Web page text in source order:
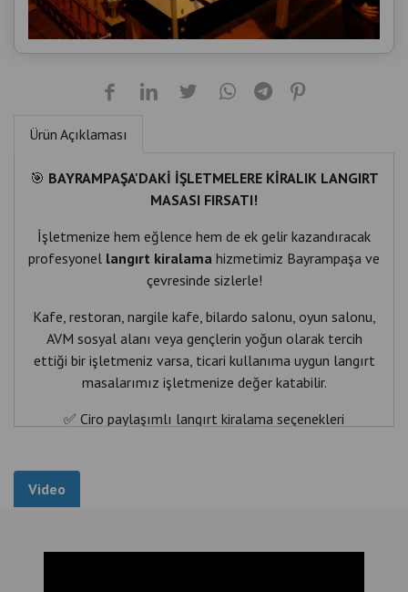
Ürün Açıklaması
🎯 BAYRAMPAŞA'DAKİ İŞLETMELERE KİRALIK LANGIRT
MASASI FIRSATI!
İşletmenize hem eğlence hem de ek gelir kazandıracak
profesyonel langırt kiralama hizmetimiz Bayrampaşa ve
çevresinde sizlerle!
Kafe, restoran, nargile kafe, bilardo salonu, oyun salonu,
AVM sosyal alanı veya gençlerin yoğun olarak tercih
ettiği bir işletmeniz varsa, ticari kullanıma uygun langırt
masalarımız işletmenize değer katabilir.
✅ Ciro paylaşımlı langırt kiralama seçenekleri
Video